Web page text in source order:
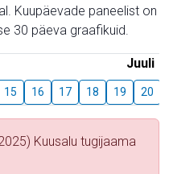
Kuupäevade paneelist on
30 päeva graafikuid.
Juuli
15 16 17 18 19 20
Kuusalu tugijaama